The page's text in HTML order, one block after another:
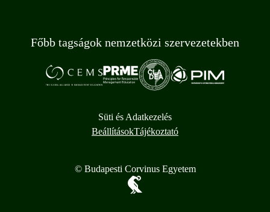
Főbb tagságok nemzetközi szervezetekben
Süti és Adatkezelés
BeállításokTájékoztató
© Budapesti Corvinus Egyetem